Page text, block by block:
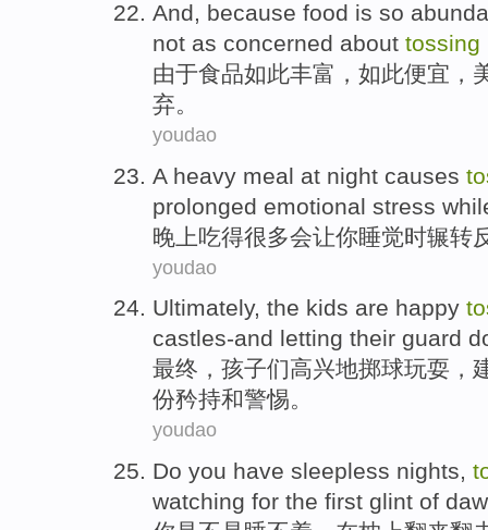
And, because food is so
not as concerned about tossing
由于食品如此丰富 ， 如此便宜 ，
弃。
youdao
A heavy meal at night causes
prolonged emotional stress
晚上吃得很多会让你睡觉时辗转
youdao
Ultimately, the kids are happy
castles-and letting their guard
最终 ， 孩子们高兴地掷球玩耍，
份矜持和警惕。
youdao
Do you have sleepless nights,
watching for the first glint of